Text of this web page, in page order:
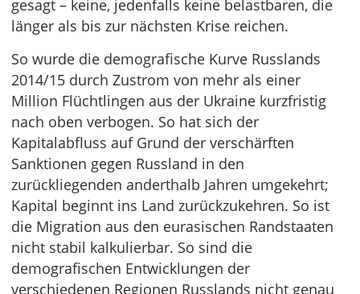
gesagt – keine, jedenfalls keine belastbaren, die
länger als bis zur nächsten Krise reichen.
So wurde die demografische Kurve Russlands
2014/15 durch Zustrom von mehr als einer
Million Flüchtlingen aus der Ukraine kurzfristig
nach oben verbogen. So hat sich der
Kapitalabfluss auf Grund der verschärften
Sanktionen gegen Russland in den
zurückliegenden anderthalb Jahren umgekehrt;
Kapital beginnt ins Land zurückzukehren. So ist
die Migration aus den eurasischen Randstaaten
nicht stabil kalkulierbar. So sind die
demografischen Entwicklungen der
verschiedenen Regionen Russlands nicht genau